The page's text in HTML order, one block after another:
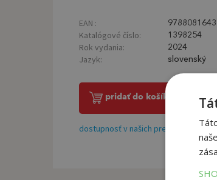
EAN :
Katalógové číslo: 1398254
Rok vydania: 2024
Jazyk: slovenský
pridať do košíka
dostupnosť v našich predajniach